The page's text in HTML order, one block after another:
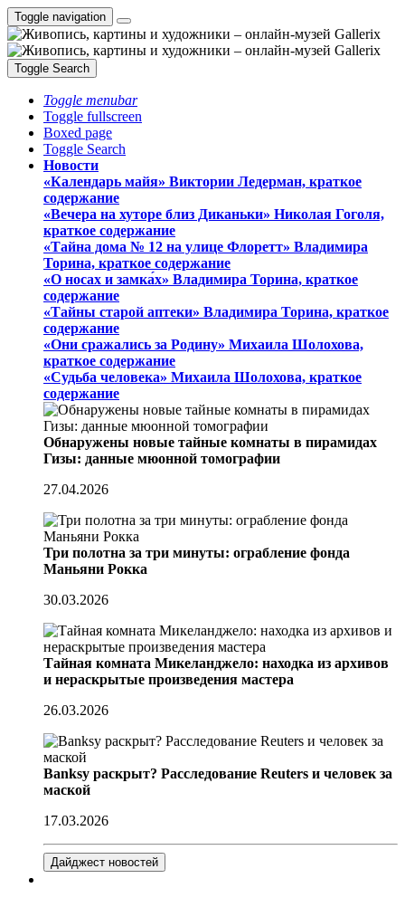
Toggle navigation
Toggle Search
Toggle menubar
Toggle fullscreen
Boxed page
Toggle Search
Новости
«Календарь майя» Виктории Ледерман, краткое
содержание
«Вечера на хуторе близ Диканьки» Николая Гоголя,
краткое содержание
«Тайна дома № 12 на улице Флоретт» Владимира
Торина, краткое содержание
«О носах и замка́х» Владимира Торина, краткое
содержание
«Тайны старой аптеки» Владимира Торина, краткое
содержание
«Они сражались за Родину» Михаила Шолохова,
краткое содержание
«Судьба человека» Михаила Шолохова, краткое
содержание
Обнаружены новые тайные комнаты в пирамидах
Гизы: данные мюонной томографии
27.04.2026
Три полотна за три минуты: ограбление фонда
Маньяни Рокка
30.03.2026
Тайная комната Микеланджело: находка из архивов
и нераскрытые произведения мастера
26.03.2026
Banksy раскрыт? Расследование Reuters и человек за
маской
17.03.2026
Дайджест новостей